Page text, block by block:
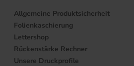
Allgemeine Produktsicherheit
Folienkaschierung
Lettershop
Rückenstärke Rechner
Unsere Druckprofile